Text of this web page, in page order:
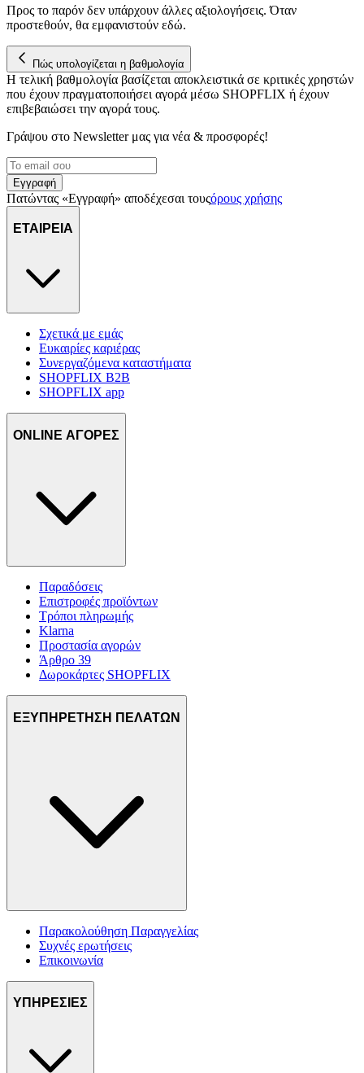
για να αποθηκεύουμε και να έχουμε πρόσβαση σε πληροφορίες
στη συσκευή σας, με σκοπό την προβολή εξατομικευμένων
διαφημίσεων και περιεχομένου, τις μετρήσεις σχετικά με
διαφημίσεις και περιεχόμενο, την καλύτερη εικόνα του κοινού
μας και την ανάπτυξη προϊόντων. Επίσης, κοινοποιούμε
πληροφορίες σχετικά με την από μέρους σας χρήση της
τοποθεσίας μας στους συνεργάτες μέσων κοινωνικής
δικτύωσης, διαφημίσεων και ανάλυσης.
Προς το παρόν δεν υπάρχουν άλλες αξιολογήσεις. Όταν
προστεθούν, θα εμφανιστούν εδώ.
Πώς υπολογίζεται η βαθμολογία
Η τελική βαθμολογία βασίζεται αποκλειστικά σε κριτικές χρηστών
που έχουν πραγματοποιήσει αγορά μέσω SHOPFLIX ή έχουν
επιβεβαιώσει την αγορά τους.
Γράψου στο Νewsletter μας για νέα & προσφορές!
Εγγραφή
Πατώντας «Εγγραφή» αποδέχεσαι τουςόρους χρήσης
ΕΤΑΙΡΕΙΑ
Σχετικά με εμάς
Ευκαιρίες καριέρας
Συνεργαζόμενα καταστήματα
SHOPFLIX B2B
SHOPFLIX app
ONLINE ΑΓΟΡΕΣ
Παραδόσεις
Επιστροφές προϊόντων
Τρόποι πληρωμής
Klarna
Προστασία αγορών
Άρθρο 39
Δωροκάρτες SHOPFLIX
ΕΞΥΠΗΡΕΤΗΣΗ ΠΕΛΑΤΩΝ
Παρακολούθηση Παραγγελίας
Συχνές ερωτήσεις
Επικοινωνία
ΥΠΗΡΕΣΙΕΣ